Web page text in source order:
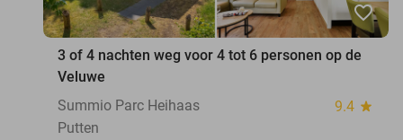
favorite_border
3 of 4 nachten weg voor 4 tot 6 personen op de
Veluwe
Summio Parc Heihaas
9.4 star
Putten